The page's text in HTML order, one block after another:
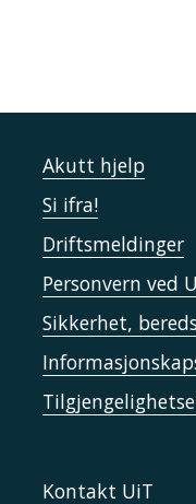
Akutt hjelp
Si ifra!
Driftsmeldinger
Personvern ved
Sikkerhet,
Kontakt UiT